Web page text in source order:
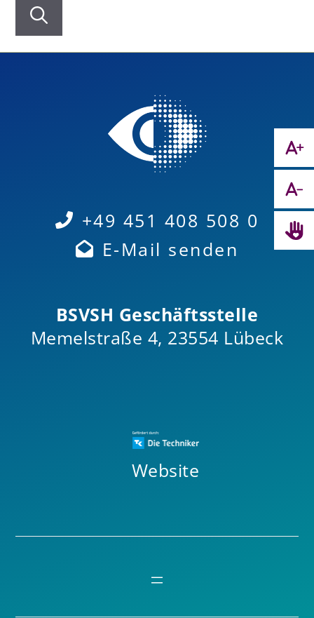
+49 451 408 508 0
E-Mail senden
BSVSH Geschäftsstelle
Memelstraße 4, 23554 Lübeck
Website